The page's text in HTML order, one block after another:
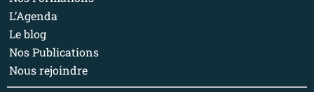
L’Agenda
Le blog
Nos Publications
Nous rejoindre